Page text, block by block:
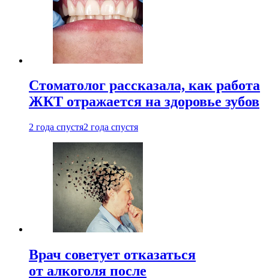
Стоматолог рассказала, как работа
ЖКТ отражается на здоровье зубов
2 года спустя2 года спустя
Врач советует отказаться
от алкоголя после